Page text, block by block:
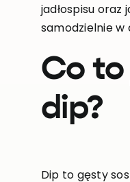
jadłospisu oraz
samodzielnie w
Co
dip?
Dip to gęsty